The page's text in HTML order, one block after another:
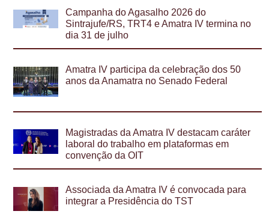
Campanha do Agasalho 2026 do
Sintrajufe/RS, TRT4 e Amatra IV termina no
dia 31 de julho
Amatra IV participa da celebração dos 50
anos da Anamatra no Senado Federal
Magistradas da Amatra IV destacam caráter
laboral do trabalho em plataformas em
convenção da OIT
Associada da Amatra IV é convocada para
integrar a Presidência do TST